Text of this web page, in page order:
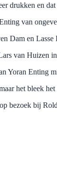
drukken en
van
Dam en
van Huizen
Yoran Enting
het bleek
bezoek bij